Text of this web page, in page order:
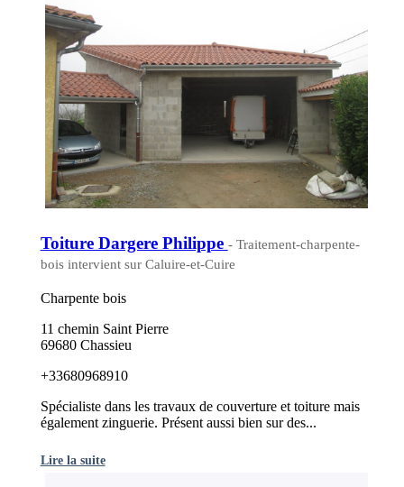
Toiture Dargere Philippe - Traitement-charpente-
bois intervient sur Caluire-et-Cuire
Charpente bois
11 chemin Saint Pierre
69680 Chassieu
+33680968910
Spécialiste dans les travaux de couverture et toiture mais
également zinguerie. Présent aussi bien sur des...
Lire la suite